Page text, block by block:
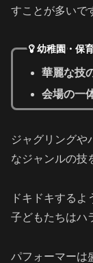
すことが多いで
幼稚園・保
華麗な技
会場の一
ジャグリングや
なジャンルの技
ドキドキするよ
子どもたちはハ
パフォーマーは